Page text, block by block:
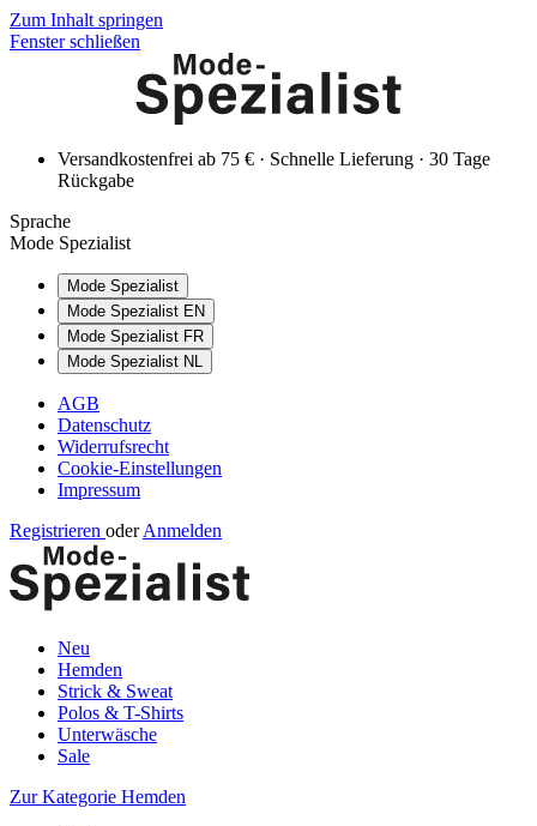
Zum Inhalt springen
Fenster schließen
Versandkostenfrei ab 75 € · Schnelle Lieferung · 30 Tage
Rückgabe
Sprache
Mode Spezialist
Mode Spezialist
Mode Spezialist EN
Mode Spezialist FR
Mode Spezialist NL
AGB
Datenschutz
Widerrufsrecht
Cookie-Einstellungen
Impressum
Registrieren oder Anmelden
Neu
Hemden
Strick & Sweat
Polos & T-Shirts
Unterwäsche
Sale
Zur Kategorie Hemden